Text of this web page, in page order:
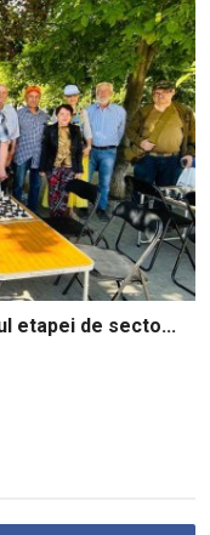
etapei de secto...